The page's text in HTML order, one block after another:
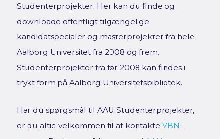
Studenterprojekter. Her kan du finde og
downloade offentligt tilgængelige
kandidatspecialer og masterprojekter fra hele
Aalborg Universitet fra 2008 og frem.
Studenterprojekter fra før 2008 kan findes i
trykt form på Aalborg Universitetsbibliotek.
Har du spørgsmål til AAU Studenterprojekter,
er du altid velkommen til at kontakte VBN-